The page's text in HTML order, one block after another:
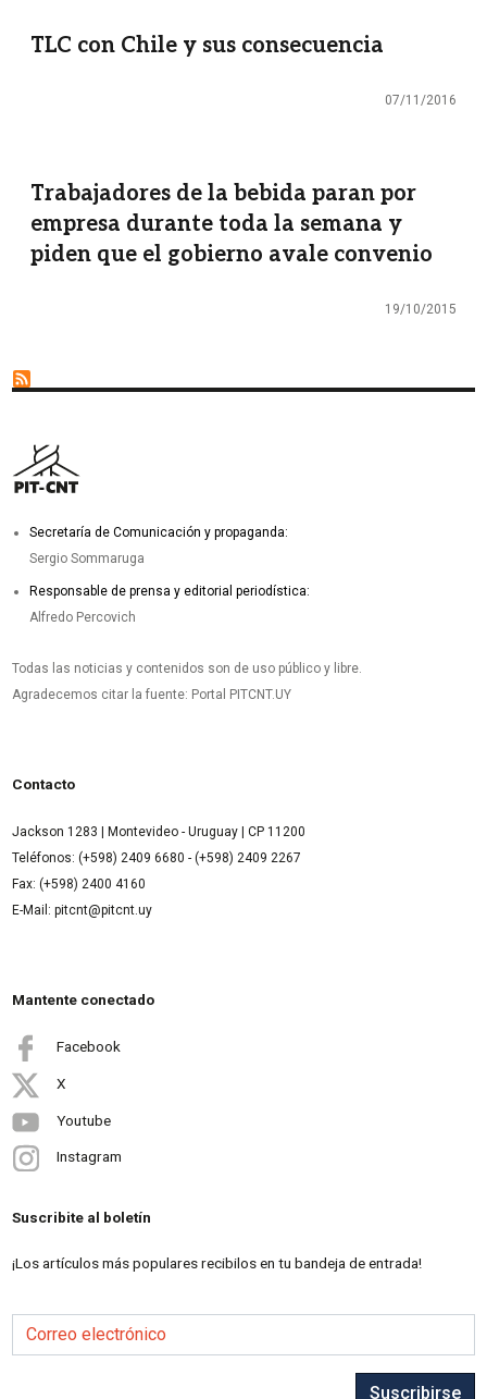
TLC con Chile y sus consecuencia
07/11/2016
Trabajadores de la bebida paran por
empresa durante toda la semana y
piden que el gobierno avale convenio
19/10/2015
Secretaría de Comunicación y propaganda:
Sergio Sommaruga
Responsable de prensa y editorial periodística:
Alfredo Percovich
Todas las noticias y contenidos son de uso público y libre.
Agradecemos citar la fuente: Portal PITCNT.UY
Contacto
Jackson 1283 | Montevideo - Uruguay | CP 11200
Teléfonos: (+598) 2409 6680 - (+598) 2409 2267
Fax: (+598) 2400 4160
E-Mail: pitcnt@pitcnt.uy
Mantente conectado
Facebook
X
Youtube
Instagram
Suscribite al boletín
¡Los artículos más populares recibilos en tu bandeja de entrada!
Correo electrónico
Suscribirse